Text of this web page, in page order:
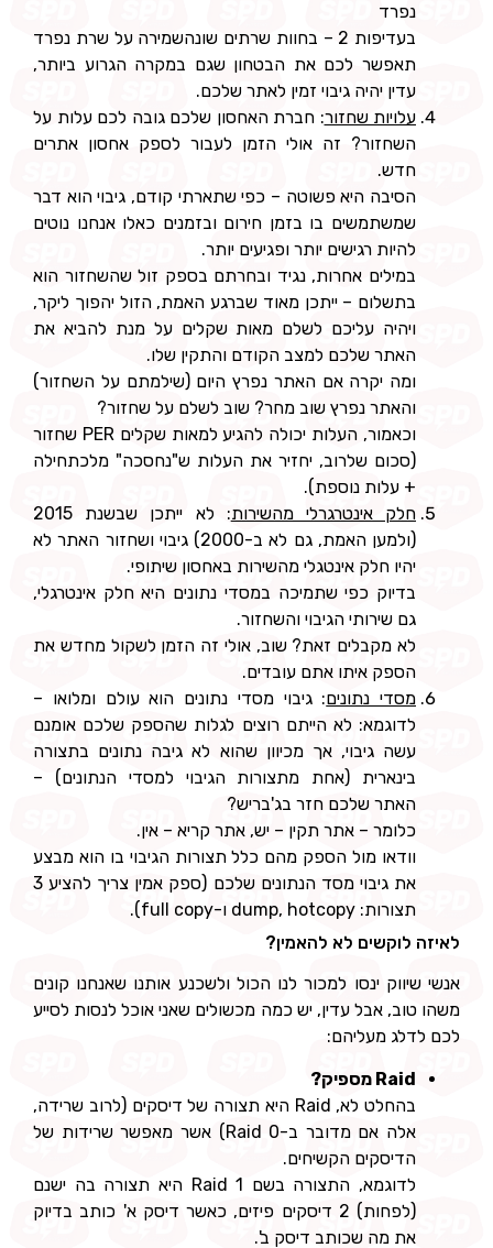
נפרד
בעדיפות 2 – בחוות שרתים שונהשמירה על שרת נפרד
תאפשר לכם את הבטחון שגם במקרה הגרוע ביותר,
עדין יהיה גיבוי זמין לאתר שלכם.
עלויות שחזור: חברת האחסון שלכם גובה לכם עלות על
השחזור? זה אולי הזמן לעבור לספק אחסון אתרים
חדש.
הסיבה היא פשוטה – כפי שתארתי קודם, גיבוי הוא דבר
שמשתמשים בו בזמן חירום ובזמנים כאלו אנחנו נוטים
להיות רגישים יותר ופגיעים יותר.
במילים אחרות, נגיד ובחרתם בספק זול שהשחזור הוא
בתשלום – ייתכן מאוד שברגע האמת, הזול יהפוך ליקר,
ויהיה עליכם לשלם מאות שקלים על מנת להביא את
האתר שלכם למצב הקודם והתקין שלו.
ומה יקרה אם האתר נפרץ היום (שילמתם על השחזור)
והאתר נפרץ שוב מחר? שוב לשלם על שחזור?
וכאמור, העלות יכולה להגיע למאות שקלים PER שחזור
(סכום שלרוב, יחזיר את העלות ש"נחסכה" מלכתחילה
+ עלות נוספת).
חלק אינטרגרלי מהשירות
: לא ייתכן שבשנת 2015
(ולמען האמת, גם לא ב-2000) גיבוי ושחזור האתר לא
יהיו חלק אינטגלי מהשירות באחסון שיתופי.
בדיוק כפי שתמיכה במסדי נתונים היא חלק אינטרגלי,
גם שירותי הגיבוי והשחזור.
לא מקבלים זאת? שוב, אולי זה הזמן לשקול מחדש את
הספק איתו אתם עובדים.
מסדי נתונים: גיבוי מסדי נתונים הוא עולם ומלואו –
לדוגמא: לא הייתם רוצים לגלות שהספק שלכם אומנם
עשה גיבוי, אך מכיוון שהוא לא גיבה נתונים בתצורה
בינארית (אחת מתצורות הגיבוי למסדי הנתונים) –
האתר שלכם חזר בג'בריש?
כלומר – אתר תקין – יש, אתר קריא – אין.
וודאו מול הספק מהם כלל תצורות הגיבוי בו הוא מבצע
את גיבוי מסד הנתונים שלכם (ספק אמין צריך להציע 3
תצורות: dump, hotcopy ו-full copy).
לאיזה לוקשים לא להאמין?
אנשי שיווק ינסו למכור לנו הכול ולשכנע אותנו שאנחנו קונים
משהו טוב, אבל עדין, יש כמה מכשולים שאני אוכל לנסות לסייע
לכם לדלג מעליהם:
Raid מספיק?
בהחלט לא, Raid היא תצורה של דיסקים (לרוב שרידה,
אלה אם מדובר ב-Raid 0) אשר מאפשר שרידות של
הדיסקים הקשיחים.
לדוגמא, התצורה בשם Raid 1 היא תצורה בה ישנם
(לפחות) 2 דיסקים פיזים, כאשר דיסק א' כותב בדיוק
את מה שכותב דיסק ב'.